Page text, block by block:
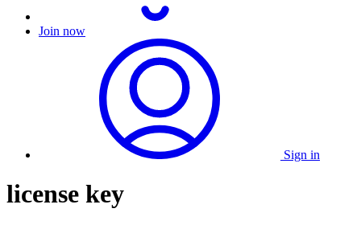
Join now
Sign in
license key